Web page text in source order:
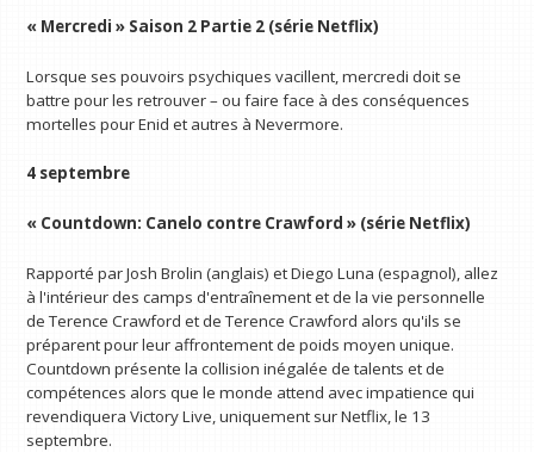
« Mercredi » Saison 2 Partie 2 (série Netflix)
Lorsque ses pouvoirs psychiques vacillent, mercredi doit se
battre pour les retrouver – ou faire face à des conséquences
mortelles pour Enid et autres à Nevermore.
4 septembre
« Countdown: Canelo contre Crawford » (série Netflix)
Rapporté par Josh Brolin (anglais) et Diego Luna (espagnol), allez
à l'intérieur des camps d'entraînement et de la vie personnelle
de Terence Crawford et de Terence Crawford alors qu'ils se
préparent pour leur affrontement de poids moyen unique.
Countdown présente la collision inégalée de talents et de
compétences alors que le monde attend avec impatience qui
revendiquera Victory Live, uniquement sur Netflix, le 13
septembre.